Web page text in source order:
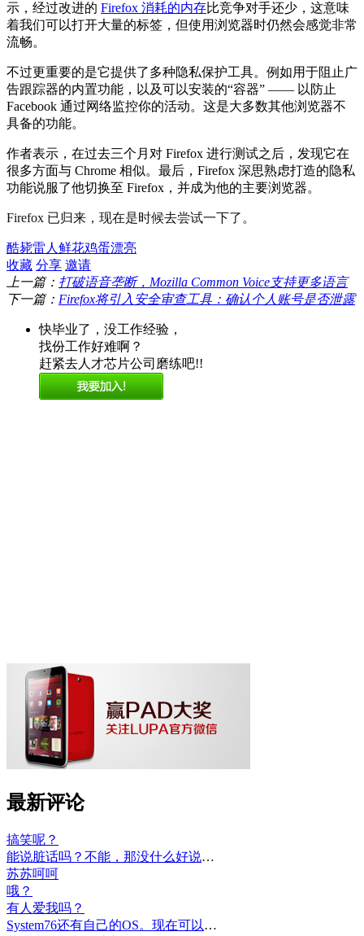
示，经过改进的 Firefox 消耗的内存比竞争对手还少，这意味
着我们可以打开大量的标签，但使用浏览器时仍然会感觉非常
流畅。
不过更重要的是它提供了多种隐私保护工具。例如用于阻止广
告跟踪器的内置功能，以及可以安装的“容器” —— 以防止
Facebook 通过网络监控你的活动。这是大多数其他浏览器不
具备的功能。
作者表示，在过去三个月对 Firefox 进行测试之后，发现它在
很多方面与 Chrome 相似。最后，Firefox 深思熟虑打造的隐私
功能说服了他切换至 Firefox，并成为他的主要浏览器。
Firefox 已归来，现在是时候去尝试一下了。
酷毙雷人 鲜花鸡蛋漂亮
收藏 分享 邀请
上一篇： 打破语音垄断，Mozilla Common Voice支持更多语言
下一篇： Firefox将引入安全审查工具：确认个人账号是否泄露
快毕业了，没工作经验，
找份工作好难啊？
赶紧去人才芯片公司磨练吧!!
最新评论
搞笑呢？
能说脏话吗？不能，那没什么好说的了！
苏苏呵呵
哦？
有人爱我吗？
System76还有自己的OS。现在可以递送到很多地区了。